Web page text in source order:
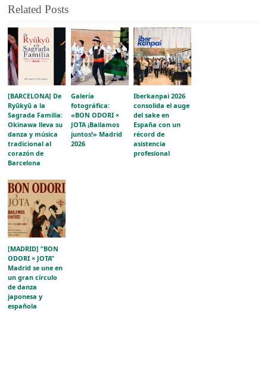
Related Posts
[BARCELONA] De
Ryūkyū a la
Sagrada Familia:
Okinawa lleva su
danza y música
tradicional al
corazón de
Barcelona
Galería
fotográfica:
«BON ODORI ×
JOTA ¡Bailamos
juntos!» Madrid
2026
Iberkanpai 2026
consolida el auge
del sake en
España con un
récord de
asistencia
profesional
[MADRID] “BON
ODORI × JOTA”
Madrid se une en
un gran círculo
de danza
japonesa y
española